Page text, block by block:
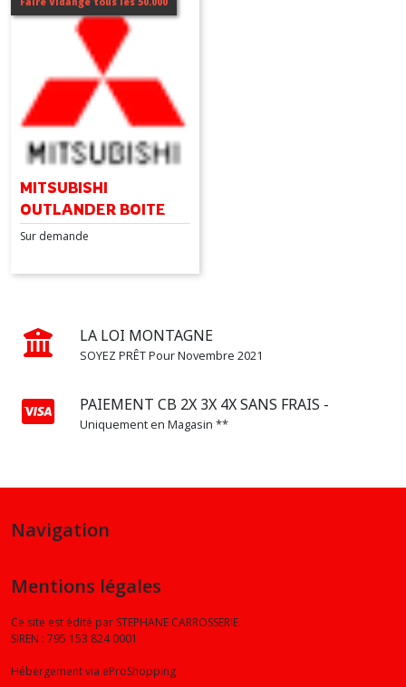
MITSUBISHI
OUTLANDER BOITE
CVT
Sur demande
LA LOI MONTAGNE
SOYEZ PRÊT Pour Novembre 2021
PAIEMENT CB 2X 3X 4X SANS FRAIS -
Uniquement en Magasin **
Afficher
Navigation
Mentions légales
Ce site est édité par STEPHANE CARROSSERIE.
SIREN : 795 153 824 0001
Hébergement via eProShopping